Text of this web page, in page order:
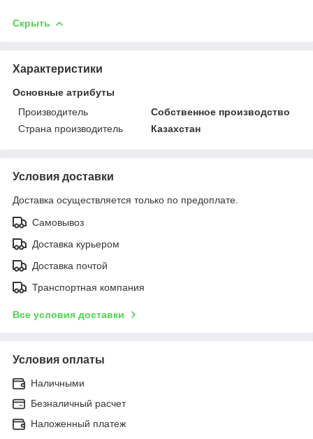
Скрыть
Характеристики
Основные атрибуты
Производитель
Собственное производство
Страна производитель
Казахстан
Условия доставки
Доставка осуществляется только по предоплате.
Самовывоз
Доставка курьером
Доставка почтой
Транспортная компания
Все условия доставки
Условия оплаты
Наличными
Безналичный расчет
Наложенный платеж